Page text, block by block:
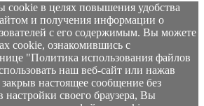
в целях повышения удобства
и получения информации о
с его содержимым. Вы можете
cookie, ознакомившись с
"Политика использования файлов
наш веб-сайт или нажав
настоящее сообщение без
своего браузера, Вы